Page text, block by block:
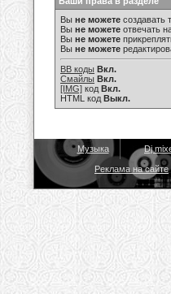
Вы не можете создавать
Вы не можете отвечать
Вы не можете
Вы не можете
BB коды Вкл.
Смайлы Вкл.
[IMG] код Вкл.
HTML код Выкл.
Музыка Dj
Реклама на сайте